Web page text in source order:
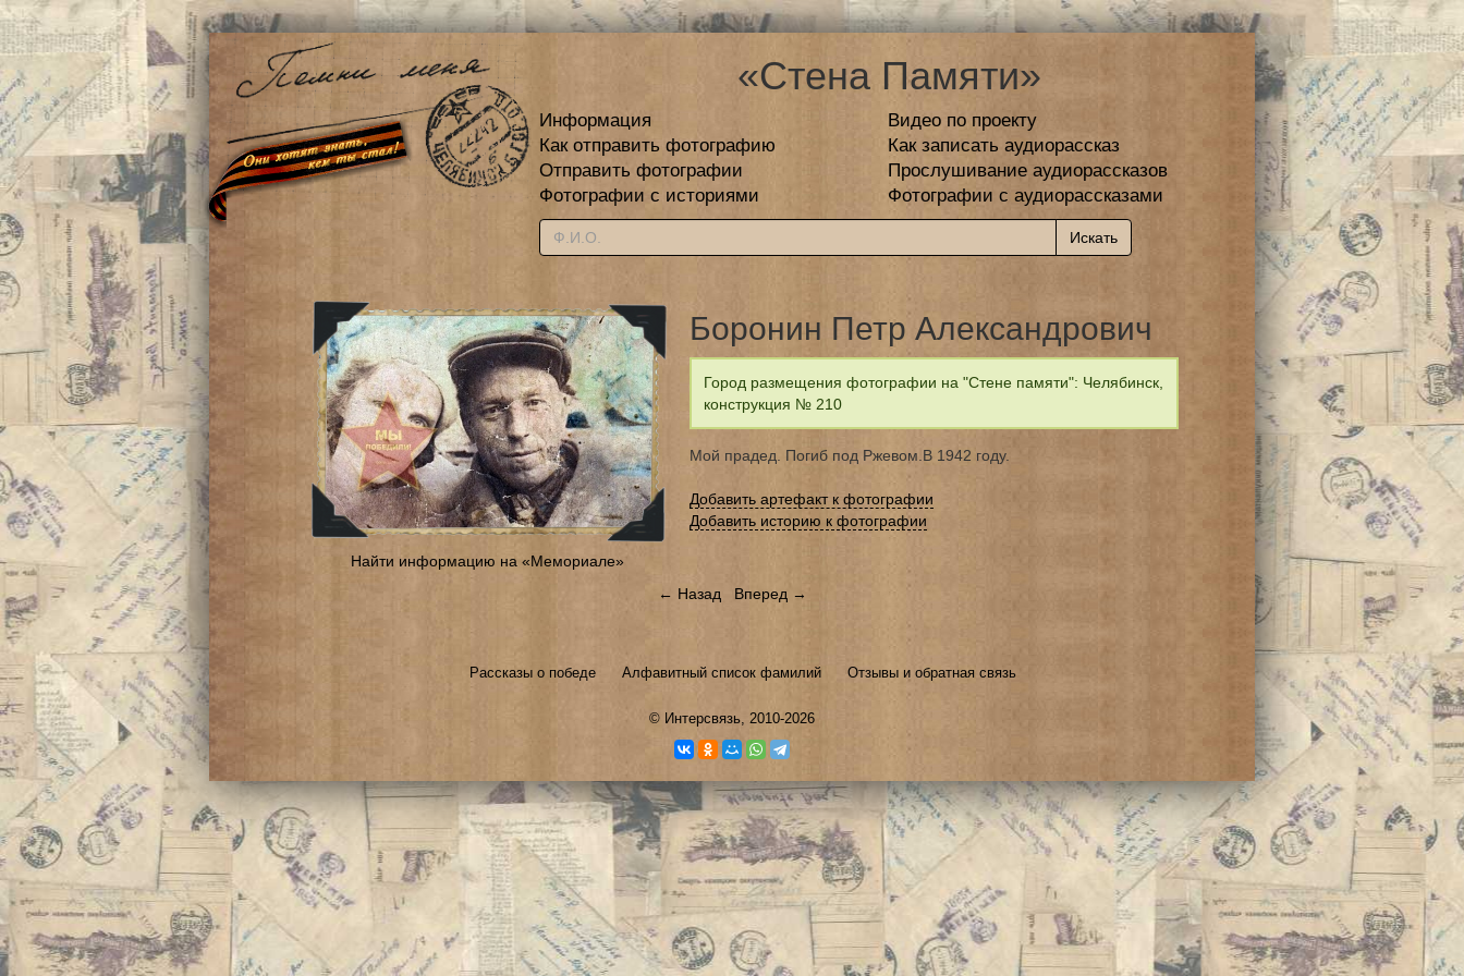
«Стена Памяти»
Информация
Видео по проекту
Как отправить фотографию
Как записать аудиорассказ
Отправить фотографии
Прослушивание аудиорассказов
Фотографии с историями
Фотографии с аудиорассказами
Найти информацию на «Мемориале»
Боронин Петр Александрович
Город размещения фотографии на "Стене памяти": Челябинск,
конструкция № 210
Мой прадед. Погиб под Ржевом.В 1942 году.
Добавить артефакт к фотографии
Добавить историю к фотографии
← Назад Вперед →
Рассказы о победе Алфавитный список фамилий Отзывы и обратная связь
© Интерсвязь, 2010-2026